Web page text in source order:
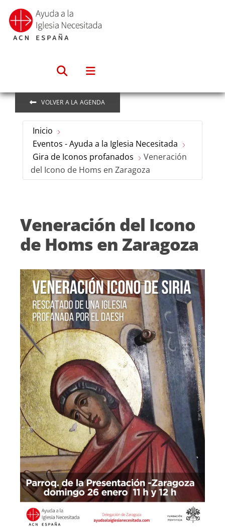
Saltar
contenido
VOLVER A LA AGENDA
Inicio
Eventos - Ayuda a la Iglesia Necesitada
Gira de Iconos profanados
Veneración
del Icono de Homs en Zaragoza
Veneración del Icono
de Homs en Zaragoza